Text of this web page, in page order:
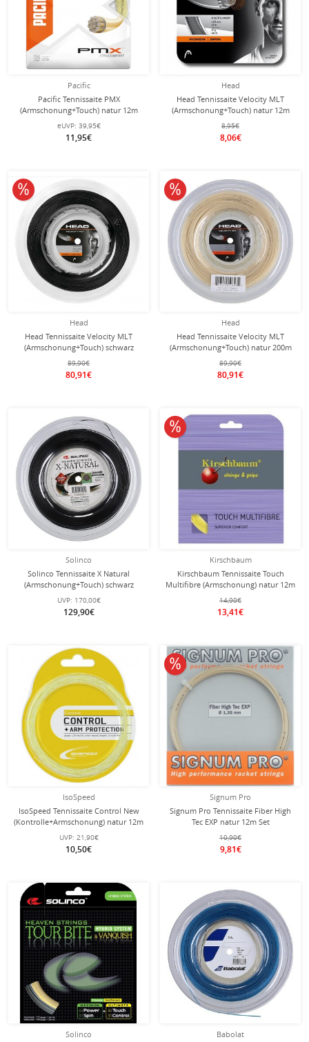
Pacific
Pacific Tennissaite PMX
(Armschonung+Touch) natur 12m
Set
eUVP: 39,95€
11,95€
Head
Head Tennissaite Velocity MLT
(Armschonung+Touch) natur 12m
Set
8,95€
8,06€
Head
Head Tennissaite Velocity MLT
(Armschonung+Touch) schwarz
200m Rolle
89,90€
80,91€
10% reduziert
Head
Head Tennissaite Velocity MLT
(Armschonung+Touch) natur 200m
Rolle
89,90€
80,91€
10% reduziert
Solinco
Solinco Tennissaite X Natural
(Armschonung+Touch) schwarz
200m Rolle
UVP: 170,00€
129,90€
Kirschbaum
Kirschbaum Tennissaite Touch
Multifibre (Armschonung) natur 12m
Set
14,90€
13,41€
10% reduziert
IsoSpeed
IsoSpeed Tennissaite Control New
(Kontrolle+Armschonung) natur 12m
Set
UVP: 21,90€
10,50€
Signum Pro
Signum Pro Tennissaite Fiber High
Tec EXP natur 12m Set
10,90€
9,81€
10% reduziert
Solinco
Babolat